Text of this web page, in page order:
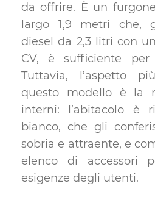
da offrire. È un
largo 1,9 metri che,
diesel da 2,3 litri con
CV, è sufficiente
Tuttavia, l’aspetto
questo modello è la
interni: l’abitacolo è
bianco, che gli
sobria e attraente, e
elenco di accessori
esigenze degli utenti.